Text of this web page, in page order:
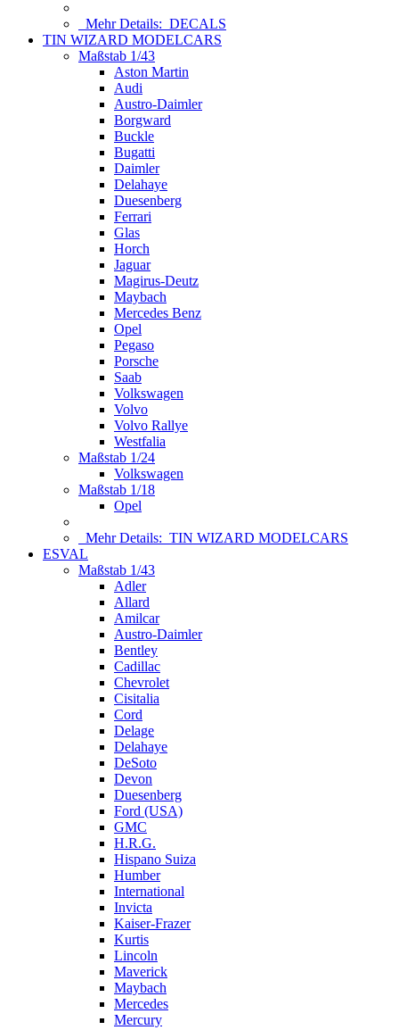
Mehr Details: DECALS
TIN WIZARD MODELCARS
Maßstab 1/43
Aston Martin
Audi
Austro-Daimler
Borgward
Buckle
Bugatti
Daimler
Delahaye
Duesenberg
Ferrari
Glas
Horch
Jaguar
Magirus-Deutz
Maybach
Mercedes Benz
Opel
Pegaso
Porsche
Saab
Volkswagen
Volvo
Volvo Rallye
Westfalia
Maßstab 1/24
Volkswagen
Maßstab 1/18
Opel
Mehr Details: TIN WIZARD MODELCARS
ESVAL
Maßstab 1/43
Adler
Allard
Amilcar
Austro-Daimler
Bentley
Cadillac
Chevrolet
Cisitalia
Cord
Delage
Delahaye
DeSoto
Devon
Duesenberg
Ford (USA)
GMC
H.R.G.
Hispano Suiza
Humber
International
Invicta
Kaiser-Frazer
Kurtis
Lincoln
Maverick
Maybach
Mercedes
Mercury